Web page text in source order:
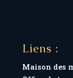
Liens :
Maison des